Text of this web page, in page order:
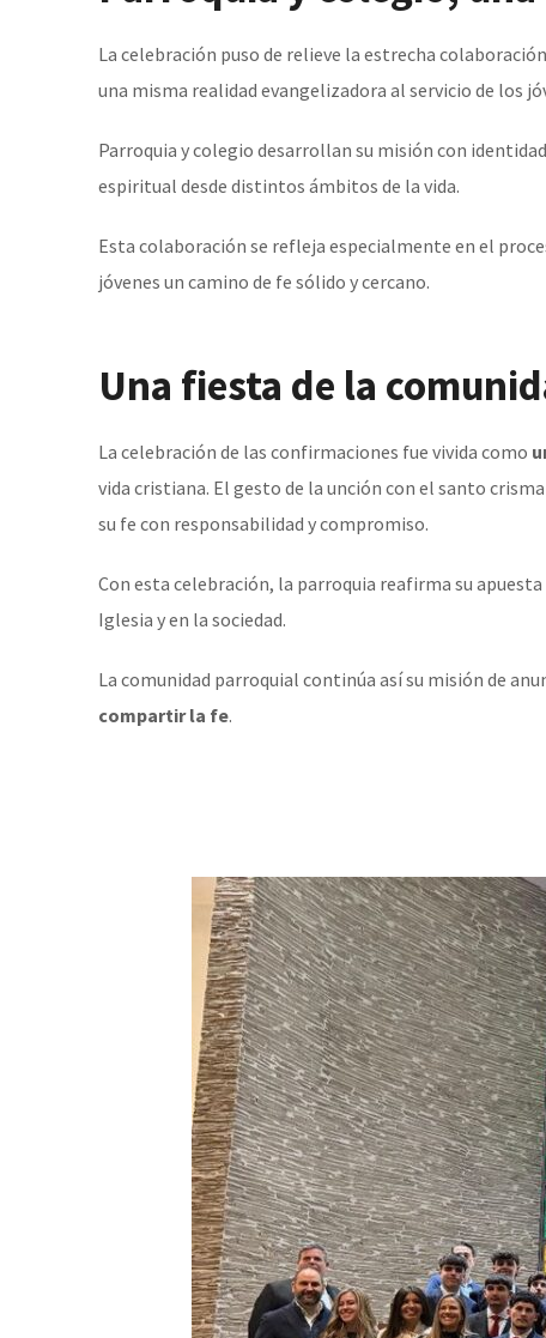
La celebración puso de relieve la estrecha
una misma realidad evangelizadora al servicio de los
Parroquia y colegio desarrollan su misión con
espiritual desde distintos ámbitos de la vida.
Esta colaboración se refleja especialmente en el
jóvenes un camino de fe sólido y cercano.
Una fiesta de la
La celebración de las confirmaciones fue vivida como
vida cristiana. El gesto de la unción con el santo
su fe con responsabilidad y compromiso.
Con esta celebración, la parroquia reafirma su
Iglesia y en la sociedad.
La comunidad parroquial continúa así su misión de
compartir la fe.